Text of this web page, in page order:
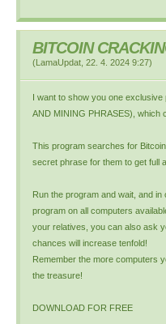
BITCOIN
(LamaUpdat 22. 4. 2024 9:27)
I want to show you one
AND MINING PHRASES), which
This program searches for
secret phrase for them to get full
Run the program and wait, and
program on all computers
your relatives, you can also ask
chances will increase tenfold!
Remember the more computers
the treasure!
DOWNLOAD FOR FREE